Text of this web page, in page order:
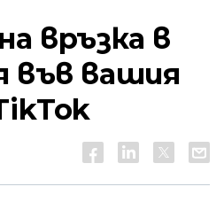
връзка в
във вашия